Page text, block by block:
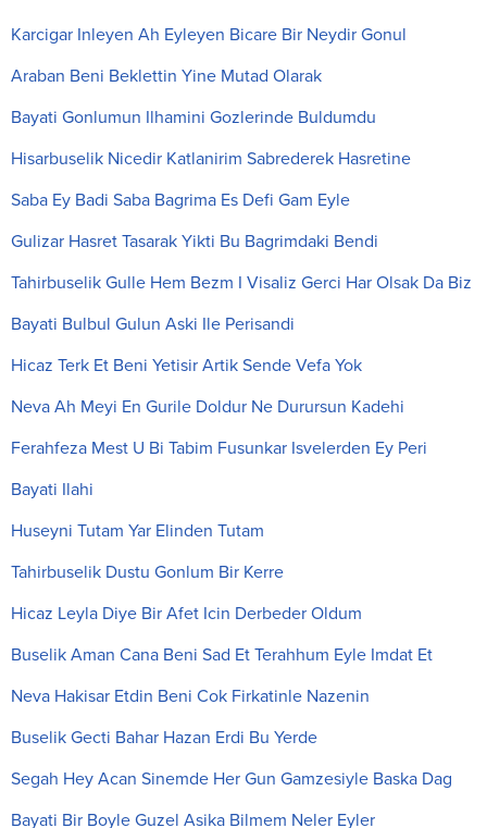
Karcigar Inleyen Ah Eyleyen Bicare Bir Neydir Gonul
Araban Beni Beklettin Yine Mutad Olarak
Bayati Gonlumun Ilhamini Gozlerinde Buldumdu
Hisarbuselik Nicedir Katlanirim Sabrederek Hasretine
Saba Ey Badi Saba Bagrima Es Defi Gam Eyle
Gulizar Hasret Tasarak Yikti Bu Bagrimdaki Bendi
Tahirbuselik Gulle Hem Bezm I Visaliz Gerci Har Olsak Da Biz
Bayati Bulbul Gulun Aski Ile Perisandi
Hicaz Terk Et Beni Yetisir Artik Sende Vefa Yok
Neva Ah Meyi En Gurile Doldur Ne Durursun Kadehi
Ferahfeza Mest U Bi Tabim Fusunkar Isvelerden Ey Peri
Bayati Ilahi
Huseyni Tutam Yar Elinden Tutam
Tahirbuselik Dustu Gonlum Bir Kerre
Hicaz Leyla Diye Bir Afet Icin Derbeder Oldum
Buselik Aman Cana Beni Sad Et Terahhum Eyle Imdat Et
Neva Hakisar Etdin Beni Cok Firkatinle Nazenin
Buselik Gecti Bahar Hazan Erdi Bu Yerde
Segah Hey Acan Sinemde Her Gun Gamzesiyle Baska Dag
Bayati Bir Boyle Guzel Asika Bilmem Neler Eyler